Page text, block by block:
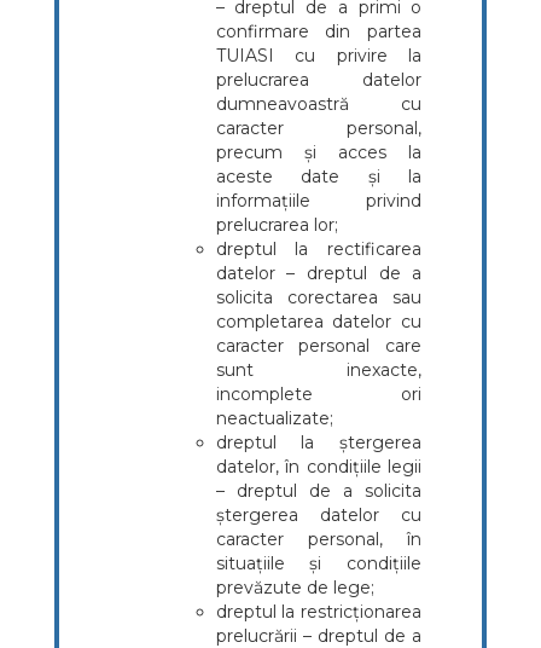
– dreptul de a primi o
confirmare din partea
TUIASI cu privire la
prelucrarea datelor
dumneavoastră cu
caracter personal,
precum și acces la
aceste date și la
informațiile privind
prelucrarea lor;
dreptul la rectificarea
datelor – dreptul de a
solicita corectarea sau
completarea datelor cu
caracter personal care
sunt inexacte,
incomplete ori
neactualizate;
dreptul la ștergerea
datelor, în condițiile legii
– dreptul de a solicita
ștergerea datelor cu
caracter personal, în
situațiile și condițiile
prevăzute de lege;
dreptul la restricționarea
prelucrării – dreptul de a